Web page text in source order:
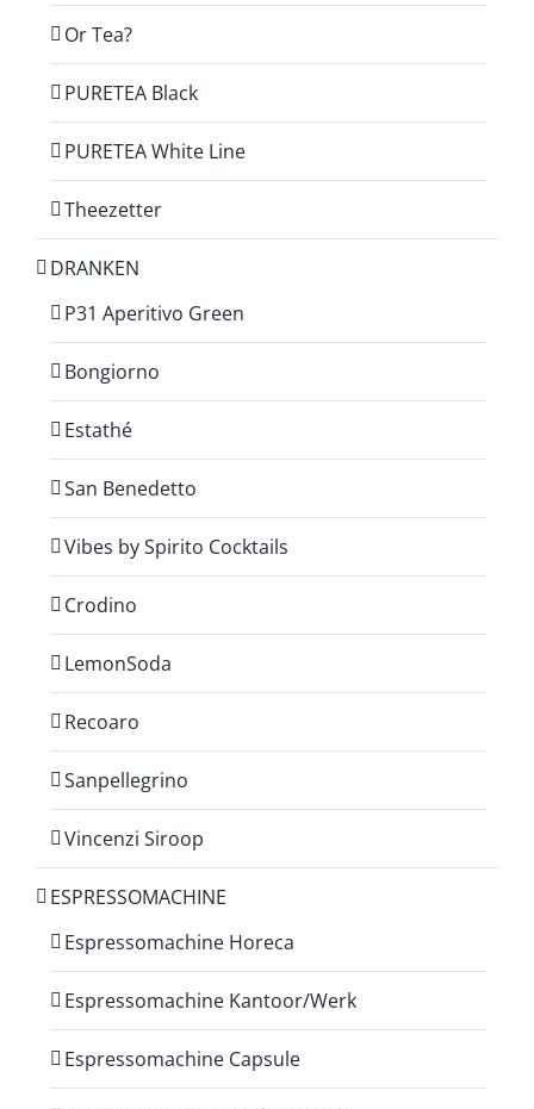
Or Tea?
PURETEA Black
PURETEA White Line
Theezetter
DRANKEN
P31 Aperitivo Green
Bongiorno
Estathé
San Benedetto
Vibes by Spirito Cocktails
Crodino
LemonSoda
Recoaro
Sanpellegrino
Vincenzi Siroop
ESPRESSOMACHINE
Espressomachine Horeca
Espressomachine Kantoor/Werk
Espressomachine Capsule